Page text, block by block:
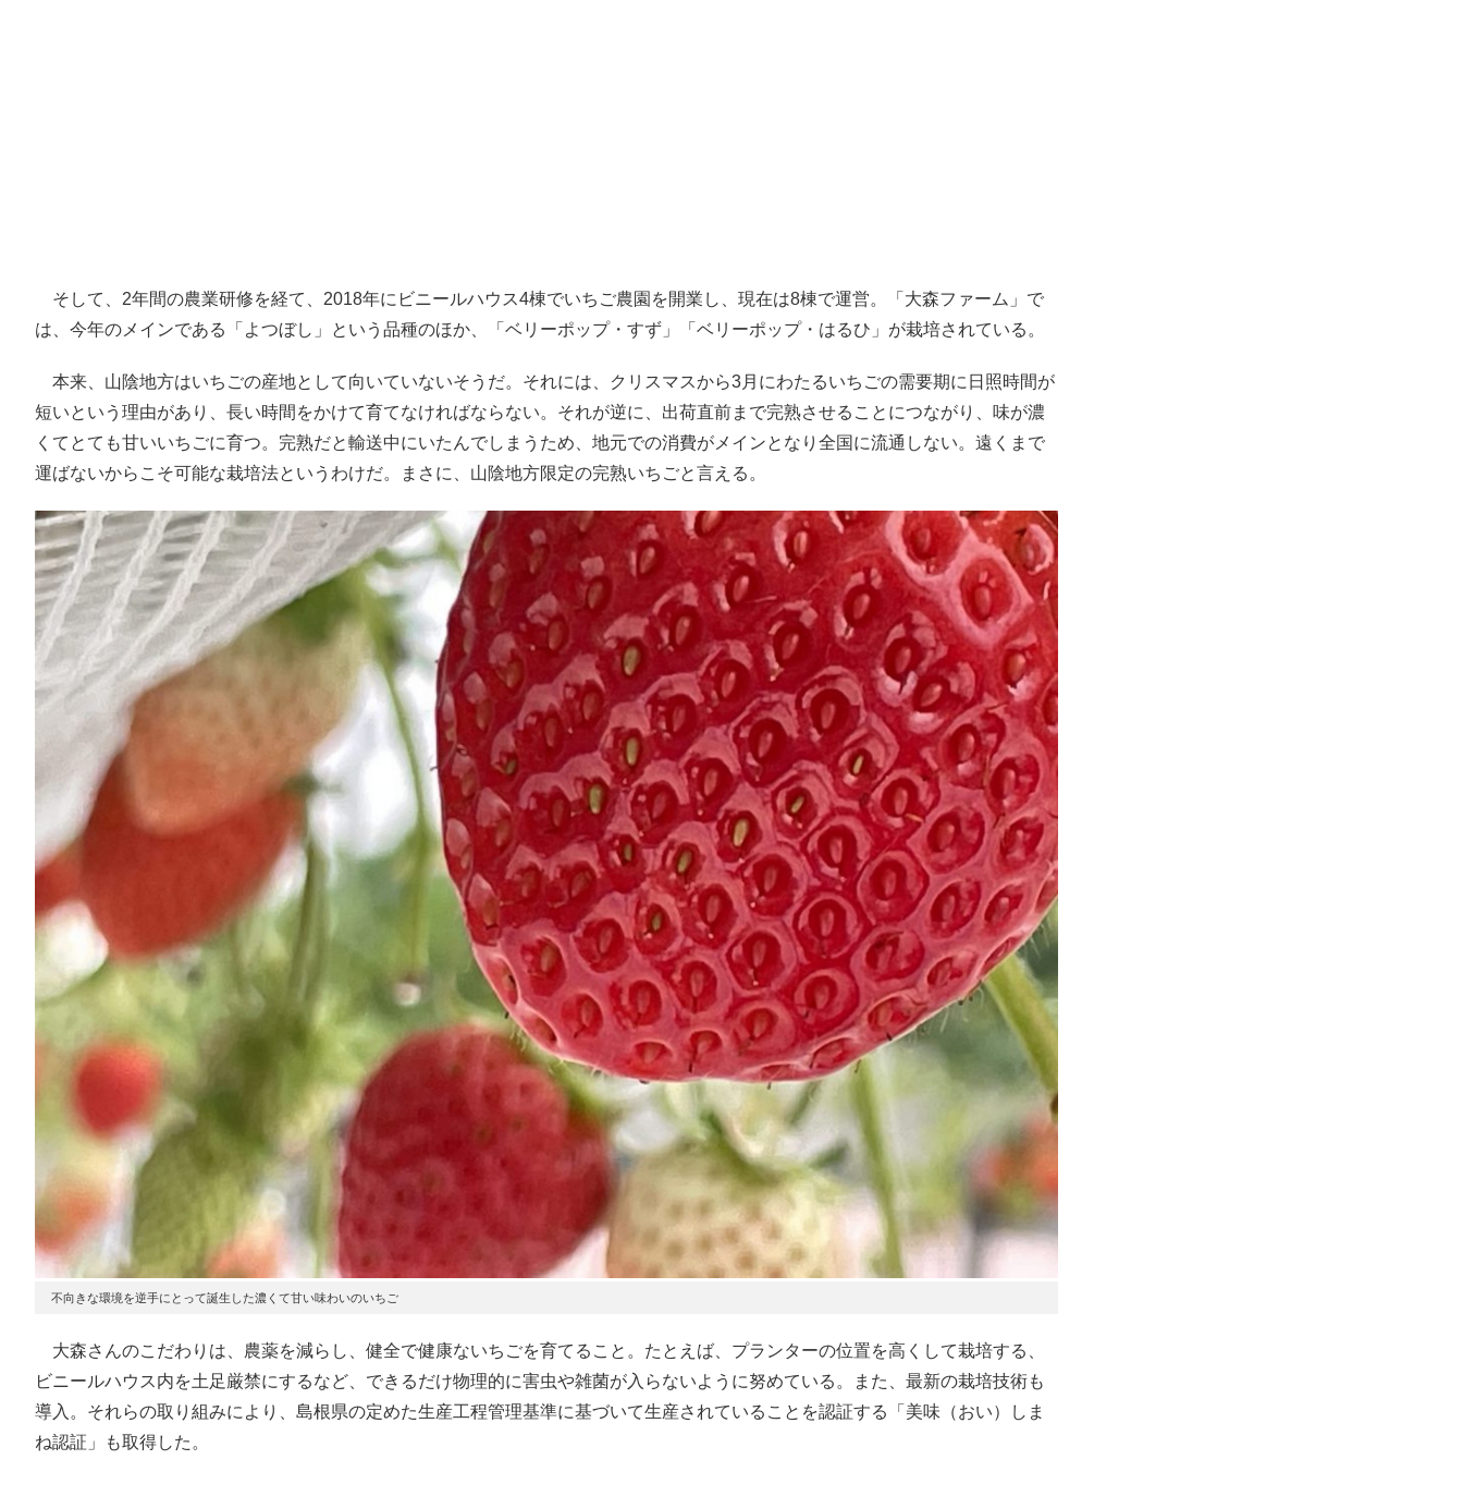
そして、2年間の農業研修を経て、2018年にビニールハウス4棟でいちご農園を開業し、現在は8棟で運営。「大森ファーム」で
は、今年のメインである「よつぼし」という品種のほか、「ベリーポップ・すず」「ベリーポップ・はるひ」が栽培されている。
本来、山陰地方はいちごの産地として向いていないそうだ。それには、クリスマスから3月にわたるいちごの需要期に日照時間が
短いという理由があり、長い時間をかけて育てなければならない。それが逆に、出荷直前まで完熟させることにつながり、味が濃
くてとても甘いいちごに育つ。完熟だと輸送中にいたんでしまうため、地元での消費がメインとなり全国に流通しない。遠くまで
運ばないからこそ可能な栽培法というわけだ。まさに、山陰地方限定の完熟いちごと言える。
不向きな環境を逆手にとって誕生した濃くて甘い味わいのいちご
大森さんのこだわりは、農薬を減らし、健全で健康ないちごを育てること。たとえば、プランターの位置を高くして栽培する、
ビニールハウス内を土足厳禁にするなど、できるだけ物理的に害虫や雑菌が入らないように努めている。また、最新の栽培技術も
導入。それらの取り組みにより、島根県の定めた生産工程管理基準に基づいて生産されていることを認証する「美味（おい）しま
ね認証」も取得した。